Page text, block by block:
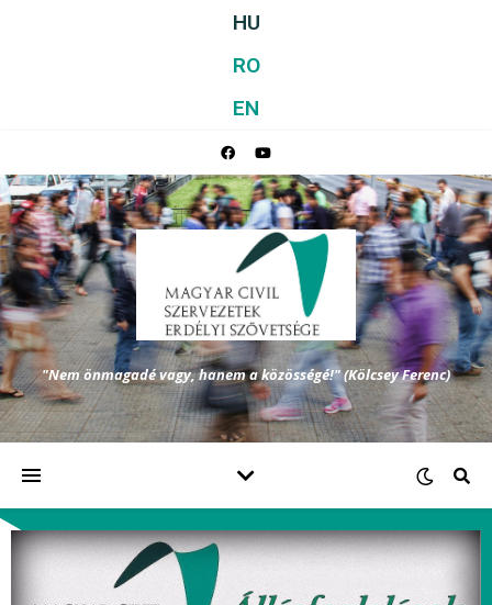
HU
RO
EN
"Nem önmagadé vagy, hanem a közösségé!" (Kölcsey Ferenc)